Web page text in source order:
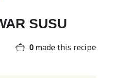
SUSU
0 made this recipe